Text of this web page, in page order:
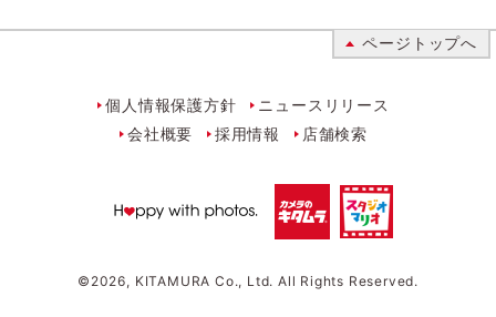
ページトップへ
個人情報保護方針
ニュースリリース
会社概要
採用情報 店舗検索
© 2026, KITAMURA Co., Ltd. All Rights Reserved.